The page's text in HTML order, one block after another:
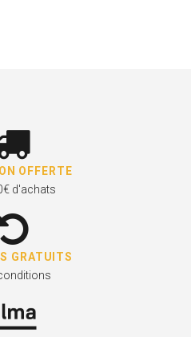
OFFERTE
d'achats
GRATUITS